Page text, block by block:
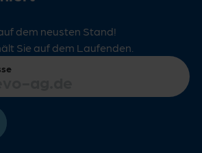
dem neusten Stand!
Sie auf dem Laufenden.